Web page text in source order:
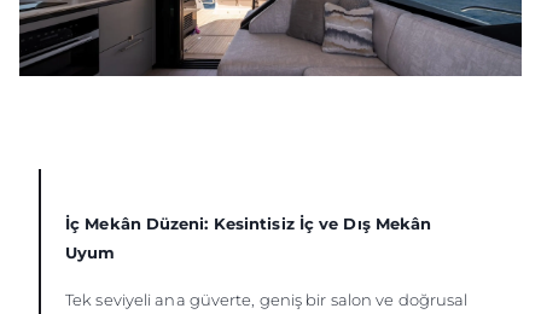
İç Mekân Düzeni: Kesintisiz İç ve Dış Mekân
Uyum
Tek seviyeli ana güverte, geniş bir salon ve doğrusal